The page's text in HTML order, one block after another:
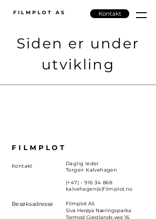
FILMPLOT AS Kontakt
Siden er under
utvikling
FILMPLOT
Kontakt
Daglig leder
Torgeir Kalvehagen
(+47) -916 34 868
kalvehagen(a)filmplot.no
Besøksadresse
Filmplot AS
Siva Herøya Næringsparka
Tormod Gjestlands veg 16,